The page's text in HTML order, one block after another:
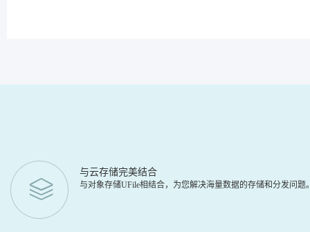
与云存储完美结合
与对象存储UFile相结合，为您解决海量数据的存储和分发问